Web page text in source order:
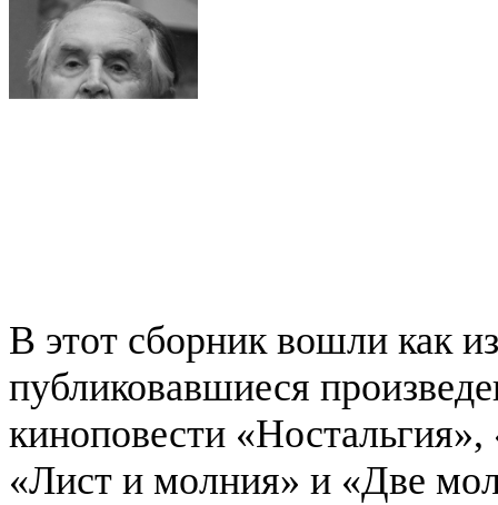
В этот сборник вошли как
публиковавшиеся
киноповести
«Лист и молния» и «Две